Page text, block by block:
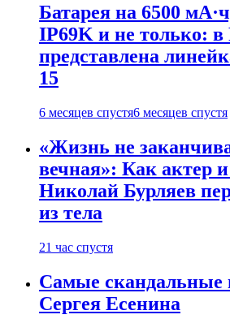
Батарея на 6500
IP69K и не только: в
представлена
15
6 месяцев спустя6 месяцев спустя
«Жизнь не
вечная»: Как актер
Николай Бурляев
из тела
21 час спустя
Самые скандальные
Сергея Есенина